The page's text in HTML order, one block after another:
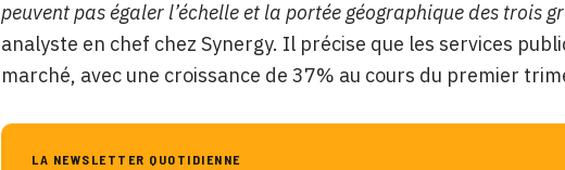
peuvent pas égaler l’échelle et la portée géographique des trois
analyste en chef chez Synergy. Il précise que les services
marché, avec une croissance de 37% au cours du premier
LA NEWSLETTER QUOTIDIENNE